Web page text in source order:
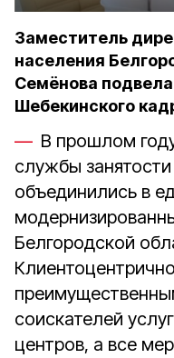
Заместитель
населения
Семёнова
Шебекинского
В прошлом
службы
объединились в
Белгородской
соискателей
центров, а все